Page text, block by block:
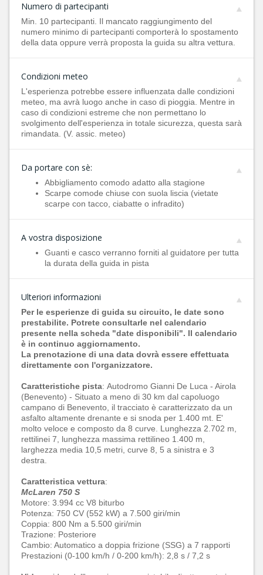
Numero di partecipanti
Min. 10 partecipanti. Il mancato raggiungimento del
numero minimo di partecipanti comporterà lo spostamento
della data oppure verrà proposta la guida su altra vettura.
Condizioni meteo
L'esperienza potrebbe essere influenzata dalle condizioni
meteo, ma avrà luogo anche in caso di pioggia. Mentre in
caso di condizioni estreme che non permettano lo
svolgimento dell'esperienza in totale sicurezza, questa sarà
rimandata. (V. assic. meteo)
Da portare con sè:
Abbigliamento comodo adatto alla stagione
Scarpe comode chiuse con suola liscia (vietate
scarpe con tacco, ciabatte o infradito)
A vostra disposizione
Guanti e casco verranno forniti al guidatore per tutta
la durata della guida in pista
Ulteriori informazioni
Per le esperienze di guida su circuito, le date sono
prestabilite. Potrete consultarle nel calendario
presente nella scheda "date disponibili". Il calendario
è in continuo aggiornamento.
La prenotazione di una data dovrà essere effettuata
direttamente con l'organizzatore.
Caratteristiche pista: Autodromo Gianni De Luca - Airola
(Benevento) - Situato a meno di 30 km dal capoluogo
campano di Benevento, il tracciato è caratterizzato da un
asfalto altamente drenante e si snoda per 1.400 mt. E'
molto veloce e composto da 8 curve. Lunghezza 2.702 m,
rettilinei 7, lunghezza massima rettilineo 1.400 m,
larghezza media 10,5 metri, curve 8, 5 a sinistra e 3
destra.
Caratteristica vettura:
McLaren 750 S
Motore: 3.994 cc V8 biturbo
Potenza: 750 CV (552 kW) a 7.500 giri/min
Coppia: 800 Nm a 5.500 giri/min
Trazione: Posteriore
Cambio: Automatico a doppia frizione (SSG) a 7 rapporti
Prestazioni (0-100 km/h / 0-200 km/h): 2,8 s / 7,2 s